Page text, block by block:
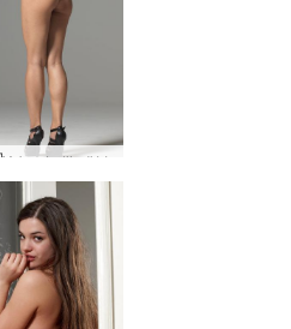
Yoko studija #11